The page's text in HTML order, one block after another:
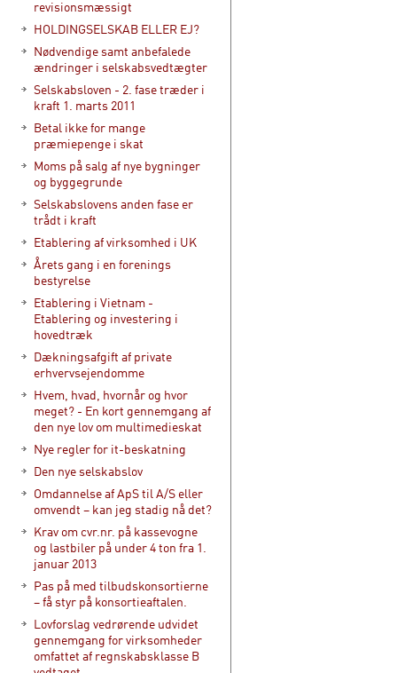
revisionsmæssigt
HOLDINGSELSKAB ELLER EJ?
Nødvendige samt anbefalede
ændringer i selskabsvedtægter
Selskabsloven - 2. fase træder i
kraft 1. marts 2011
Betal ikke for mange
præmiepenge i skat
Moms på salg af nye bygninger
og byggegrunde
Selskabslovens anden fase er
trådt i kraft
Etablering af virksomhed i UK
Årets gang i en forenings
bestyrelse
Etablering i Vietnam -
Etablering og investering i
hovedtræk
Dækningsafgift af private
erhvervsejendomme
Hvem, hvad, hvornår og hvor
meget? - En kort gennemgang af
den nye lov om multimedieskat
Nye regler for it-beskatning
Den nye selskabslov
Omdannelse af ApS til A/S eller
omvendt – kan jeg stadig nå det?
Krav om cvr.nr. på kassevogne
og lastbiler på under 4 ton fra 1.
januar 2013
Pas på med tilbudskonsortierne
– få styr på konsortieaftalen.
Lovforslag vedrørende udvidet
gennemgang for virksomheder
omfattet af regnskabsklasse B